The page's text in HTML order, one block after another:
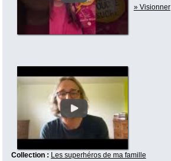
» Visionner
Collection : Les superhéros de ma famille